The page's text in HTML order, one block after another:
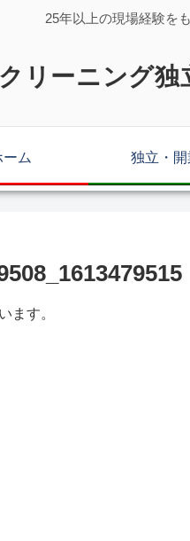
25年以上の現場経験を
リーニング独
ーム 独立・開
ます。